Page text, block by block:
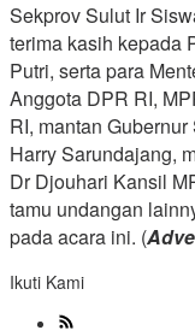
Sekprov Sulut Ir
terima kasih kepada
Putri, serta para
Anggota DPR RI,
RI, mantan
Harry Sarundajang,
Dr Djouhari Kansil
tamu undangan
pada acara ini. (
Ikuti Kami